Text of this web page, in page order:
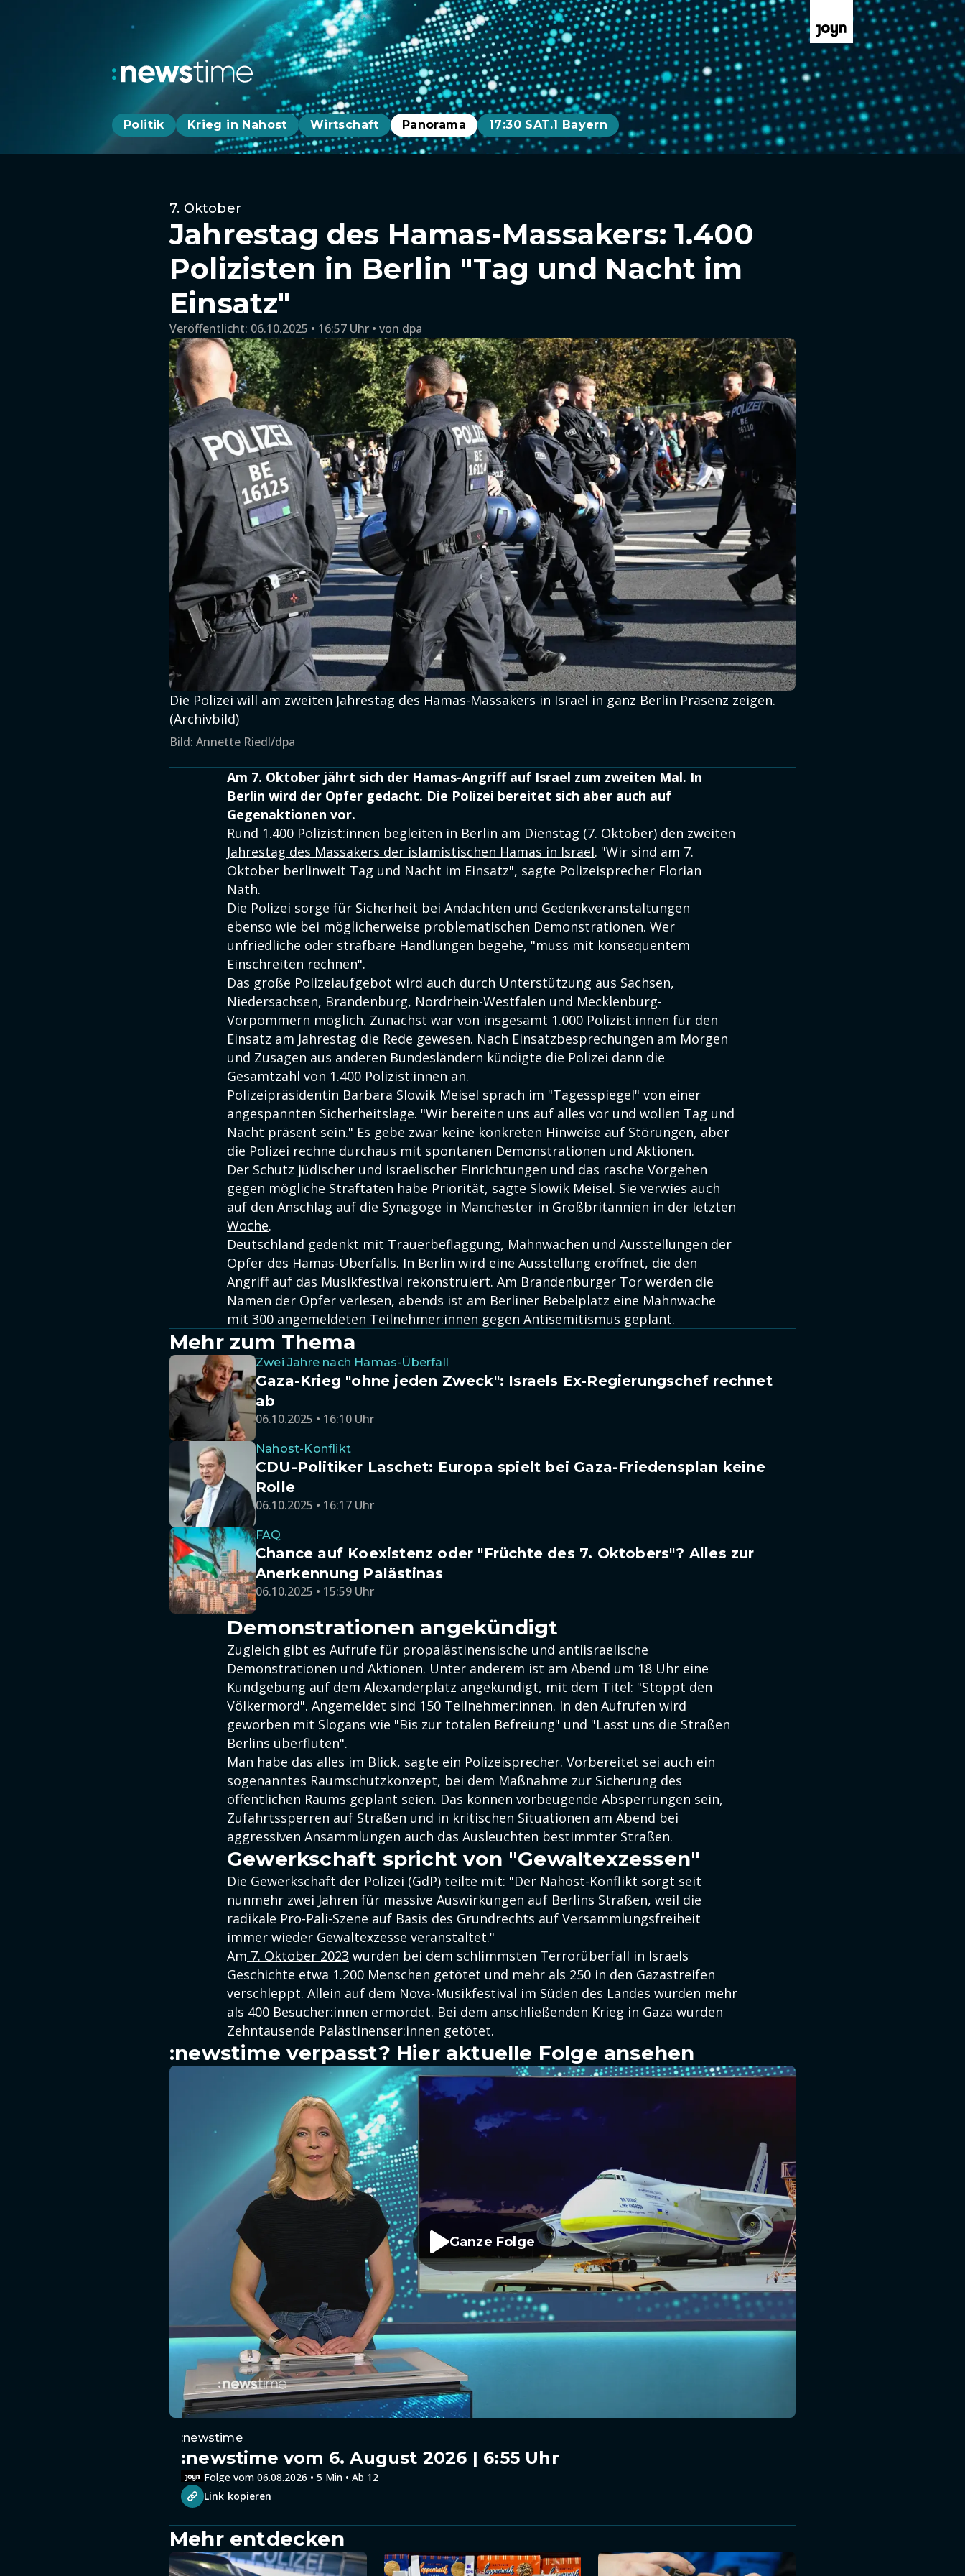
Politik Krieg in Nahost Wirtschaft Panorama 17:30 SAT.1 Bayern
7. Oktober
Jahrestag des Hamas-Massakers: 1.400
Polizisten in Berlin "Tag und Nacht im
Einsatz"
Veröffentlicht: 06.10.2025 • 16:57 Uhr von dpa
Die Polizei will am zweiten Jahrestag des Hamas-Massakers in Israel in ganz Berlin Präsenz zeigen.
(Archivbild)
Bild: Annette Riedl/dpa
Am 7. Oktober jährt sich der Hamas-Angriff auf Israel zum zweiten Mal. In
Berlin wird der Opfer gedacht. Die Polizei bereitet sich aber auch auf
Gegenaktionen vor.
Rund 1.400 Polizist:innen begleiten in Berlin am Dienstag (7. Oktober) den zweiten
Jahrestag des Massakers der islamistischen Hamas in Israel. "Wir sind am 7.
Oktober berlinweit Tag und Nacht im Einsatz", sagte Polizeisprecher Florian
Nath.
Die Polizei sorge für Sicherheit bei Andachten und Gedenkveranstaltungen
ebenso wie bei möglicherweise problematischen Demonstrationen. Wer
unfriedliche oder strafbare Handlungen begehe, "muss mit konsequentem
Einschreiten rechnen".
Das große Polizeiaufgebot wird auch durch Unterstützung aus Sachsen,
Niedersachsen, Brandenburg, Nordrhein-Westfalen und Mecklenburg-
Vorpommern möglich. Zunächst war von insgesamt 1.000 Polizist:innen für den
Einsatz am Jahrestag die Rede gewesen. Nach Einsatzbesprechungen am Morgen
und Zusagen aus anderen Bundesländern kündigte die Polizei dann die
Gesamtzahl von 1.400 Polizist:innen an.
Polizeipräsidentin Barbara Slowik Meisel sprach im "Tagesspiegel" von einer
angespannten Sicherheitslage. "Wir bereiten uns auf alles vor und wollen Tag und
Nacht präsent sein." Es gebe zwar keine konkreten Hinweise auf Störungen, aber
die Polizei rechne durchaus mit spontanen Demonstrationen und Aktionen.
Der Schutz jüdischer und israelischer Einrichtungen und das rasche Vorgehen
gegen mögliche Straftaten habe Priorität, sagte Slowik Meisel. Sie verwies auch
auf den Anschlag auf die Synagoge in Manchester in Großbritannien in der letzten
Woche.
Deutschland gedenkt mit Trauerbeflaggung, Mahnwachen und Ausstellungen der
Opfer des Hamas-Überfalls. In Berlin wird eine Ausstellung eröffnet, die den
Angriff auf das Musikfestival rekonstruiert. Am Brandenburger Tor werden die
Namen der Opfer verlesen, abends ist am Berliner Bebelplatz eine Mahnwache
mit 300 angemeldeten Teilnehmer:innen gegen Antisemitismus geplant.
Mehr zum Thema
Zwei Jahre nach Hamas-Überfall
Gaza-Krieg "ohne jeden Zweck": Israels Ex-Regierungschef rechnet
ab
06.10.2025 • 16:10 Uhr
Nahost-Konflikt
CDU-Politiker Laschet: Europa spielt bei Gaza-Friedensplan keine
Rolle
06.10.2025 • 16:17 Uhr
FAQ
Chance auf Koexistenz oder "Früchte des 7. Oktobers"? Alles zur
Anerkennung Palästinas
06.10.2025 • 15:59 Uhr
Demonstrationen angekündigt
Zugleich gibt es Aufrufe für propalästinensische und antiisraelische
Demonstrationen und Aktionen. Unter anderem ist am Abend um 18 Uhr eine
Kundgebung auf dem Alexanderplatz angekündigt, mit dem Titel: "Stoppt den
Völkermord". Angemeldet sind 150 Teilnehmer:innen. In den Aufrufen wird
geworben mit Slogans wie "Bis zur totalen Befreiung" und "Lasst uns die Straßen
Berlins überfluten".
Man habe das alles im Blick, sagte ein Polizeisprecher. Vorbereitet sei auch ein
sogenanntes Raumschutzkonzept, bei dem Maßnahme zur Sicherung des
öffentlichen Raums geplant seien. Das können vorbeugende Absperrungen sein,
Zufahrtssperren auf Straßen und in kritischen Situationen am Abend bei
aggressiven Ansammlungen auch das Ausleuchten bestimmter Straßen.
Gewerkschaft spricht von "Gewaltexzessen"
Die Gewerkschaft der Polizei (GdP) teilte mit: "Der Nahost-Konflikt sorgt seit
nunmehr zwei Jahren für massive Auswirkungen auf Berlins Straßen, weil die
radikale Pro-Pali-Szene auf Basis des Grundrechts auf Versammlungsfreiheit
immer wieder Gewaltexzesse veranstaltet."
Am 7. Oktober 2023 wurden bei dem schlimmsten Terrorüberfall in Israels
Geschichte etwa 1.200 Menschen getötet und mehr als 250 in den Gazastreifen
verschleppt. Allein auf dem Nova-Musikfestival im Süden des Landes wurden mehr
als 400 Besucher:innen ermordet. Bei dem anschließenden Krieg in Gaza wurden
Zehntausende Palästinenser:innen getötet.
:newstime verpasst? Hier aktuelle Folge ansehen
Ganze Folge
:newstime
:newstime vom 6. August 2026 | 6:55 Uhr
Folge vom 06.08.2026 • 5 Min • Ab 12
Link kopieren
Mehr entdecken